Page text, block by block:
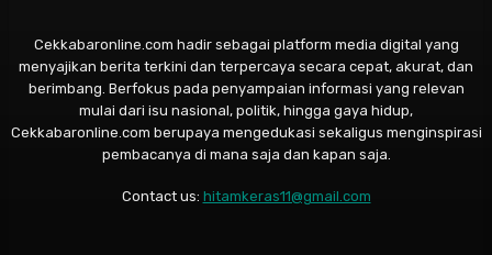
Cekkabaronline.com hadir sebagai platform media digital yang
menyajikan berita terkini dan terpercaya secara cepat, akurat, dan
berimbang. Berfokus pada penyampaian informasi yang relevan
mulai dari isu nasional, politik, hingga gaya hidup,
Cekkabaronline.com berupaya mengedukasi sekaligus menginspirasi
pembacanya di mana saja dan kapan saja.
Contact us: hitamkeras11@gmail.com